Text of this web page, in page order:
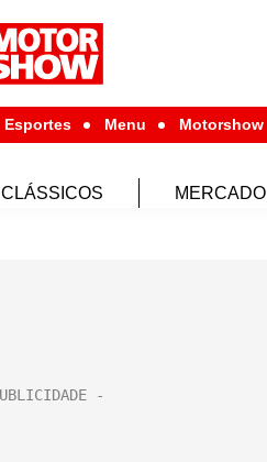
Esportes Menu Motorshow
CLÁSSICOS MERCADO